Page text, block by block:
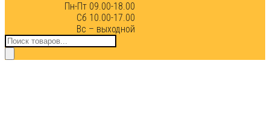
Пн-Пт 09.00-18.00
Сб 10.00-17.00
Вс – выходной
Поиск
товаров